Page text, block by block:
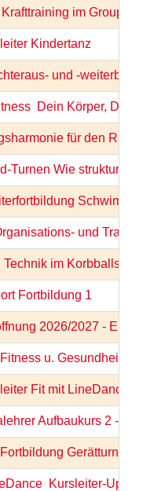
im
Kindertanz
und -
 Dein Körper,
für den
Turnen Wie
und
Technik im
Fortbildung 1
2026/2027 -
u. Gesundheit
Fit mit LineDance
Aufbaukurs 2 -
Gerätturnen
 Kursleiter-